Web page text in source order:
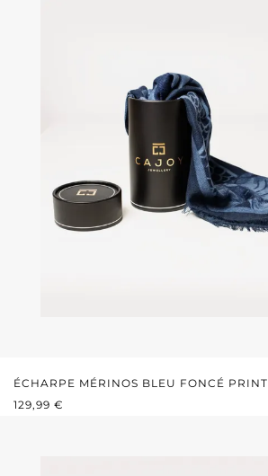
ÉCHARPE MÉRINOS BLEU FONCÉ PRINT
PRIX RÉGULIER :
129,99 €